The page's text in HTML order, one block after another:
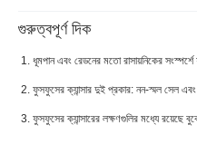
গুরুত্বপূর্ণ দিক
ধূমপান এবং রেডনের মতো রাসায়নিকের
ফুসফুসের ক্যান্সার দুই প্রকার: নন-স্মল সেল
ফুসফুসের ক্যান্সারের লক্ষণগুলির মধ্যে রয়েছে